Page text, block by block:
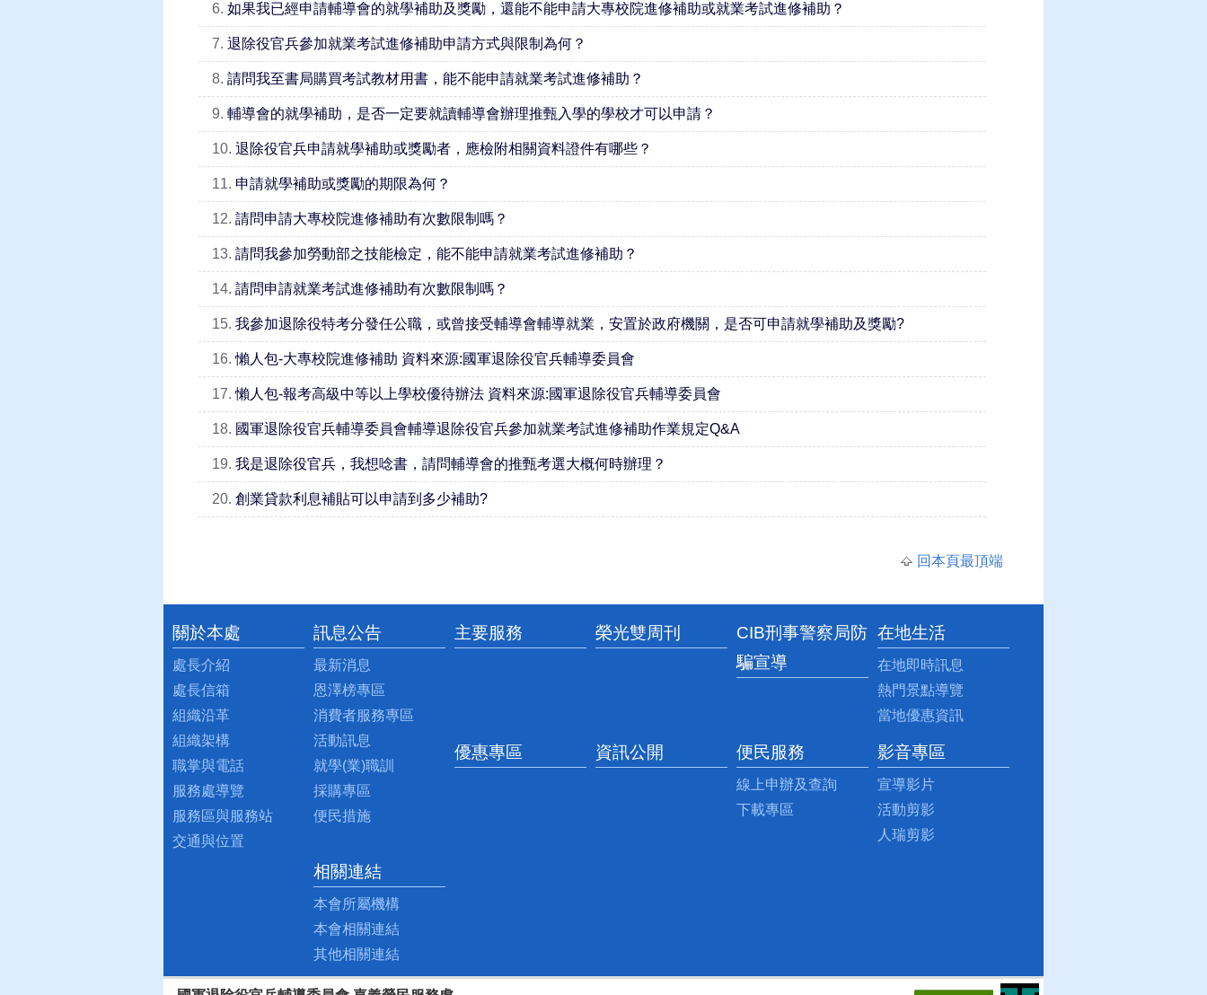
6. 如果我已經申請輔導會的就學補助及獎勵，還能不能申請大專校院進修補助或就業考試進修補助？
7. 退除役官兵參加就業考試進修補助申請方式與限制為何？
8. 請問我至書局購買考試教材用書，能不能申請就業考試進修補助？
9. 輔導會的就學補助，是否一定要就讀輔導會辦理推甄入學的學校才可以申請？
10. 退除役官兵申請就學補助或獎勵者，應檢附相關資料證件有哪些？
11. 申請就學補助或獎勵的期限為何？
12. 請問申請大專校院進修補助有次數限制嗎？
13. 請問我參加勞動部之技能檢定，能不能申請就業考試進修補助？
14. 請問申請就業考試進修補助有次數限制嗎？
15. 我參加退除役特考分發任公職，或曾接受輔導會輔導就業，安置於政府機關，是否可申請就學補助及獎勵?
16.懶人包-大專校院進修補助 資料來源:國軍退除役官兵輔導委員會
17.懶人包-報考高級中等以上學校優待辦法 資料來源:國軍退除役官兵輔導委員會
18. 國軍退除役官兵輔導委員會輔導退除役官兵參加就業考試進修補助作業規定Q&A
19. 我是退除役官兵，我想唸書，請問輔導會的推甄考選大概何時辦理？
20. 創業貸款利息補貼可以申請到多少補助?
回本頁最頂端
:::
關於本處
處長介紹
處長信箱
組織沿革
組織架構
職掌與電話
服務處導覽
服務區與服務站
交通與位置
訊息公告
最新消息
恩澤榜專區
消費者服務專區
活動訊息
就學(業)職訓
採購專區
便民措施
主要服務 榮光雙周刊
CIB刑事警察局防
騙宣導
在地生活
在地即時訊息
熱門景點導覽
當地優惠資訊
優惠專區 資訊公開 便民服務
線上申辦及查詢
下載專區
影音專區
宣導影片
活動剪影
人瑞剪影
相關連結
本會所屬機構
本會相關連結
其他相關連結